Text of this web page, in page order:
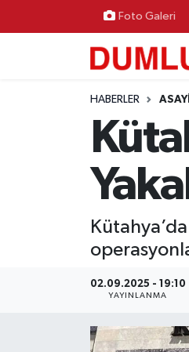
Foto Galeri
HABERLER
02.09.2025 - 19:10
YAYINLANMA
Ekonomi
Gündem
Kütahya Hava Durumu
Kütahya Trafik
Süper Lig Puan
Tüm Manşetler
Son Dakika Haberleri
Haber Arşivi